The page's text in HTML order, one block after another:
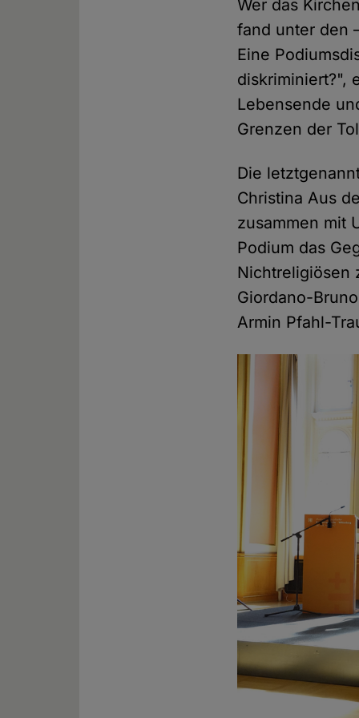
Wer das
fand unter den
Eine
diskriminiert?",
Lebensende
Grenzen der
Die
Christina Aus
zusammen mit
Podium das
Nichtreligiösen
Giordano-
Armin Pfahl-